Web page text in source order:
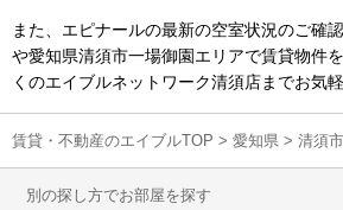
また、エピナールの最新の空室状況のご確
や愛知県清須市一場御園エリアで賃貸物件
くのエイブルネットワーク清須店までお気
賃貸・不動産のエイブルTOP > 愛知県 > 清須市
別の探し方でお部屋を探す